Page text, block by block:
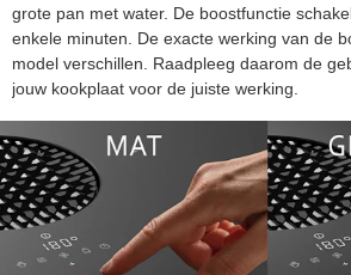
grote pan met water. De boostfunctie
enkele minuten. De exacte werking van de
model verschillen. Raadpleeg daarom de
jouw kookplaat voor de juiste werking.